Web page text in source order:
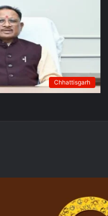
Chhattisgarh